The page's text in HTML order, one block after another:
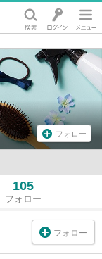
フォロー
105
フォロー
フォロー